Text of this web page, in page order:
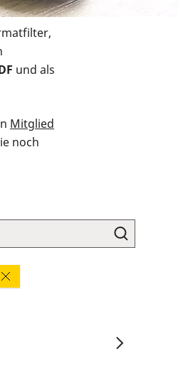
und als
Mitglied
noch